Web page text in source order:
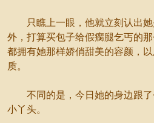
只瞧上一眼，他就立刻认出她
外，打算买包子给假瘸腿乞丐的
都拥有她那样娇俏甜美的容颜，
质。
不同的是，今日她的身边跟了
小丫头。